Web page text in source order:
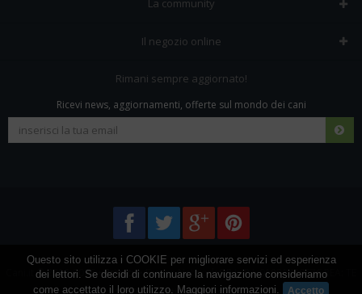
La community
Home
Tutti i cani iscritti
Il negozio online
Negozio per cani
Spedizioni e resi
Rimani sempre aggiornato!
Ricevi news, aggiornamenti, offerte sul mondo dei cani
Cani.it © 2013-2026 •Privacy•Frezza Network S.R.L. P.I. 01821400676 REA: TE
Questo sito utilizza i COOKIE per migliorare servizi ed esperienza
dei lettori. Se decidi di continuare la navigazione consideriamo
come accettato il loro utilizzo. Maggiori informazioni.